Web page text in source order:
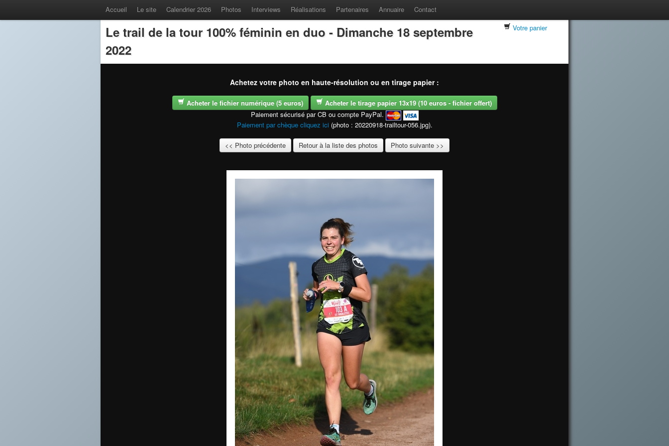
Accueil Le site Calendrier 2026 Photos Interviews Réalisations Partenaires Annuaire Contact
Le trail de la tour 100% féminin en duo - Dimanche 18 septembre
2022
Votre panier
Achetez votre photo en haute-résolution ou en tirage papier :
Acheter le fichier numérique (5 euros)
Acheter le tirage papier 13x19 (10 euros - fichier offert)
Paiement sécurisé par CB ou compte PayPal.
Paiement par chèque cliquez ici (photo : 20220918-trailtour-056.jpg).
<< Photo précédente Retour à la liste des photos Photo suivante >>